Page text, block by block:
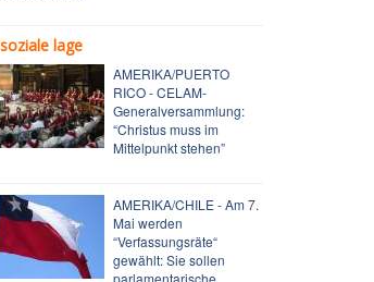
soziale lage
AMERIKA/PUERTO
RICO - CELAM-
Generalversammlung:
“Christus muss im
Mittelpunkt stehen”
AMERIKA/CHILE - Am 7.
Mai werden
“Verfassungsräte“
gewählt: Sie sollen
parlamentarische